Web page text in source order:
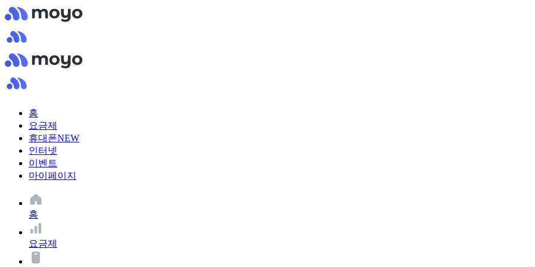
홈
요금제
휴대폰NEW
인터넷
이벤트
마이페이지
홈
요금제